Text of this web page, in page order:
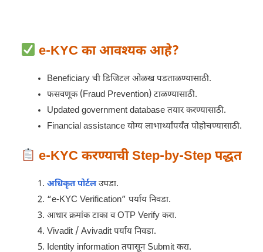
e-KYC का आवश्यक आहे?
Beneficiary ची डिजिटल ओळख पडताळण्यासाठी.
फसवणूक (Fraud Prevention) टाळण्यासाठी.
Updated government database तयार करण्यासाठी.
Financial assistance योग्य लाभार्थ्यांपर्यंत पोहोचण्यासाठी.
e-KYC करण्याची Step-by-Step पद्धत
अधिकृत पोर्टलउघडा.
“e-KYC Verification” पर्याय निवडा.
आधार क्रमांक टाका व OTP Verify करा.
Vivadit / Avivadit पर्याय निवडा.
Identity information तपासून Submit करा.